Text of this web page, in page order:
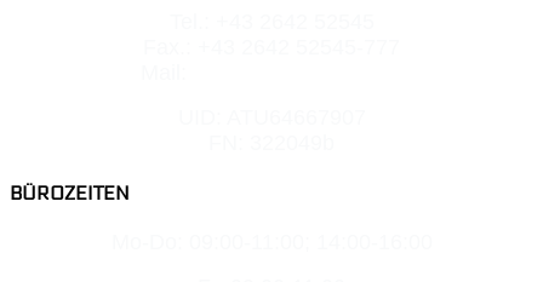
BÜROZEITEN